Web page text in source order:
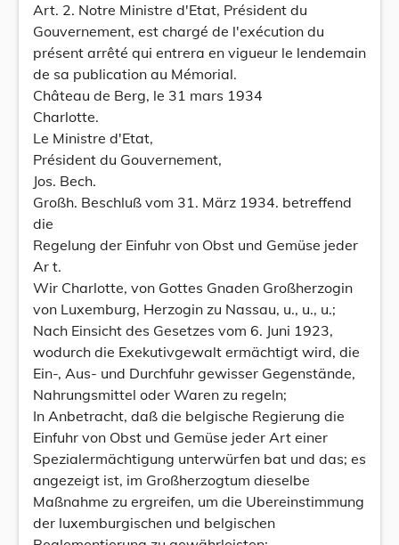
Art. 2. Notre Ministre d'Etat, Président du
Gouvernement, est chargé de l'exécution du
présent arrêté qui entrera en vigueur le lendemain
de sa publication au Mémorial.
Château de Berg, le 31 mars 1934
Charlotte.
Le Ministre d'Etat,
Président du Gouvernement,
Jos. Bech.
Großh. Beschluß vom 31. März 1934. betreffend
die
Regelung der Einfuhr von Obst und Gemüse jeder
Ar t.
Wir Charlotte, von Gottes Gnaden Großherzogin
von Luxemburg, Herzogin zu Nassau, u., u., u.;
Nach Einsicht des Gesetzes vom 6. Juni 1923,
wodurch die Exekutivgewalt ermächtigt wird, die
Ein-, Aus- und Durchfuhr gewisser Gegenstände,
Nahrungsmittel oder Waren zu regeln;
In Anbetracht, daß die belgische Regierung die
Einfuhr von Obst und Gemüse jeder Art einer
Spezialermächtigung unterwürfen bat und das; es
angezeigt ist, im Großherzogtum dieselbe
Maßnahme zu ergreifen, um die Ubereinstimmung
der luxemburgischen und belgischen